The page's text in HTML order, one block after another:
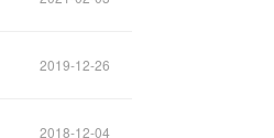
2019-12-26
2018-12-04